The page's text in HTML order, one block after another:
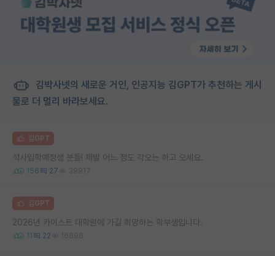
김박사넷의 새로운 거인, 인공지능 김GPT가 추천하는 게시
물로 더 멀리 바라보세요.
김GPT
석사입학예정생 분들! 제발 어느 정도 각오는 하고 오세요.
156 27 39917
김GPT
2026년 카이스트 대학원에 가길 희망하는 학부생입니다.
11 22 16898